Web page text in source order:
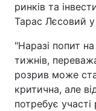
ринків та
Тарас Лєсовий
"Наразі попит
тижнів,
розрив може
критична, але
потребує